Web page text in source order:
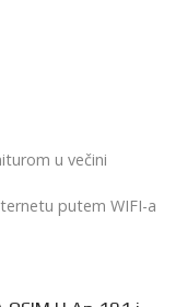
u večini
putem WIFI-a